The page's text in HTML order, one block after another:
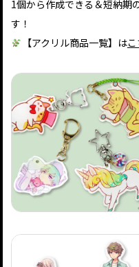
1個から作成できる＆短納期
す！
【アクリル商品一覧】はこ